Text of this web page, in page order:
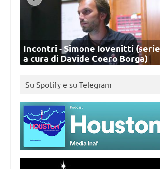
Incontri - Simone Iovenitti (serie
a cura di Davide Coero Borga)
Su Spotify e su Telegram